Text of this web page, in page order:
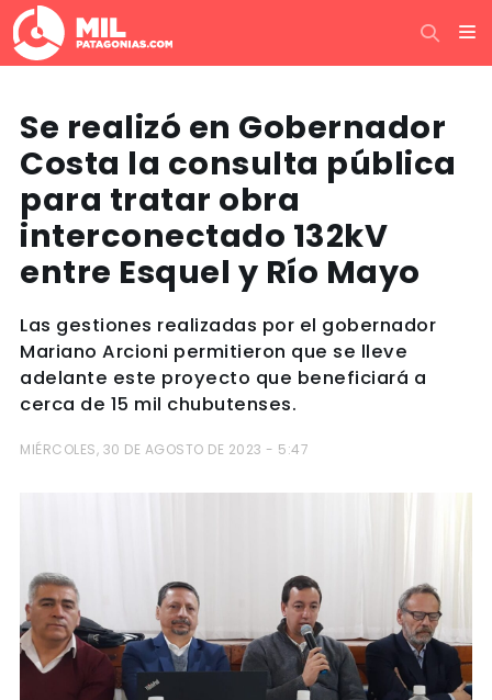
Se realizó en Gobernador
Costa la consulta pública
para tratar obra
interconectado 132kV
entre Esquel y Río Mayo
Las gestiones realizadas por el gobernador
Mariano Arcioni permitieron que se lleve
adelante este proyecto que beneficiará a
cerca de 15 mil chubutenses.
MIÉRCOLES, 30 DE AGOSTO DE 2023 - 5:47